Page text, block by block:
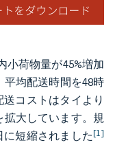
小荷物量が45%増加
均配送時間を48時
コストはタイより
大しています。規
短縮されました[1]